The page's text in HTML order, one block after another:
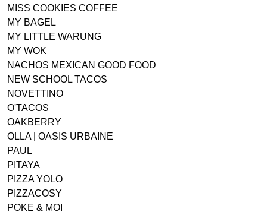
MISS COOKIES COFFEE
MY BAGEL
MY LITTLE WARUNG
MY WOK
NACHOS MEXICAN GOOD FOOD
NEW SCHOOL TACOS
NOVETTINO
O'TACOS
OAKBERRY
OLLA | OASIS URBAINE
PAUL
PITAYA
PIZZA YOLO
PIZZACOSY
POKE & MOI